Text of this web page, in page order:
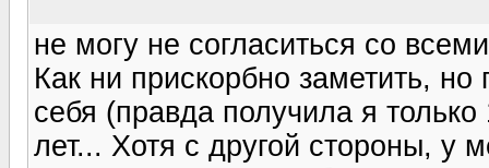
не могу не согласиться со
Как ни прискорбно заметить, но
себя (правда получила я
лет... Хотя с другой стороны, у